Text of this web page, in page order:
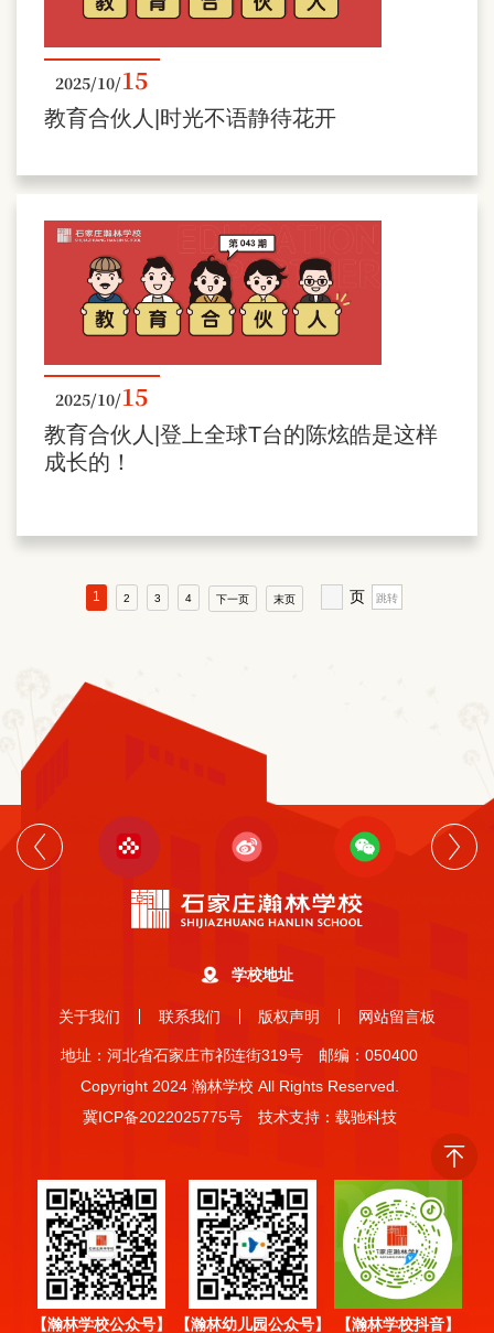
2025/10/15
教育合伙人|时光不语静待花开
2025/10/15
教育合伙人|登上全球T台的陈炫皓是这样
成长的！
1 2 3 4 下一页 末页 页
学校地址
关于我们 联系我们 版权声明 网站留言板
地址：河北省石家庄市祁连街319号
邮编：050400
Copyright 2024 瀚林学校 All Rights Reserved.
冀ICP备2022025775号
技术支持：载驰科技
【瀚林学校公众号】 【瀚林幼儿园公众号】 【瀚林学校抖音】